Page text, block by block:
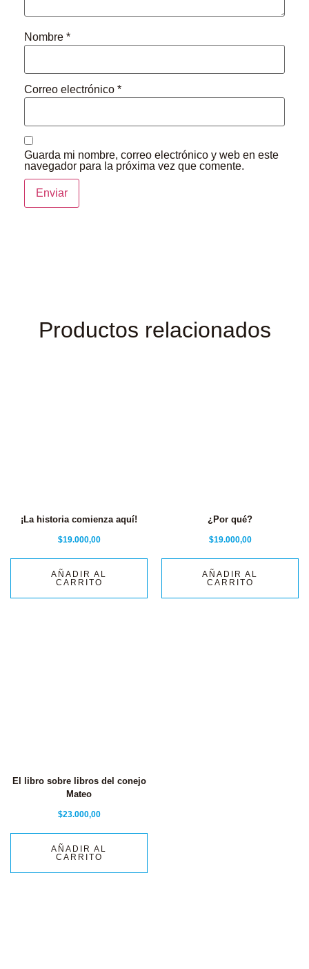
Nombre *
Correo electrónico *
Guarda mi nombre, correo electrónico y web en este
navegador para la próxima vez que comente.
Productos relacionados
¡La historia comienza aquí!
$19.000,00
AÑADIR AL
CARRITO
¿Por qué?
$19.000,00
AÑADIR AL
CARRITO
El libro sobre libros del conejo
Mateo
$23.000,00
AÑADIR AL
CARRITO